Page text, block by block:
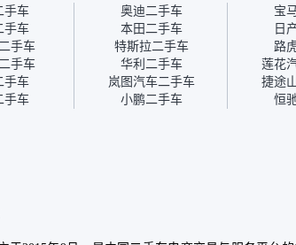
车，第二天你们
，我第三天去提
前我提前跟交接
到了之后要当着
一次复检，你们
傅，服务可以，
体验下来自营车
会再跟我协
平台手里。”
手车 奥迪二手车 宝
手车
本田二手车 日
手车
特斯拉二手车 路
手车
华利二手车 莲花
手车
岚图汽车二手车 捷途
手车
小鹏二手车 恒